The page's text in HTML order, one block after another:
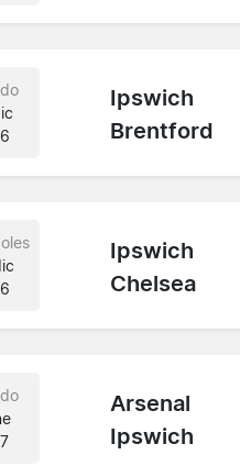
Ipswich
Brentford
Ipswich
Chelsea
Arsenal
Ipswich